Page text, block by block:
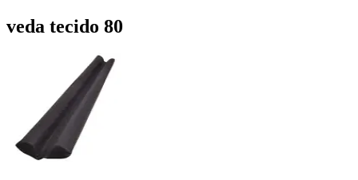
veda tecido 80